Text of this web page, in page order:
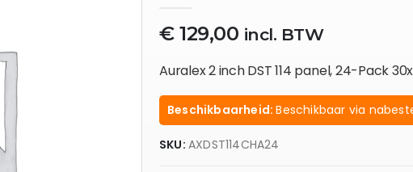
€129,00 incl. BTW
Auralex 2 inch DST 114 panel, 24-Pack
Beschikbaarheid:Beschikbaar via
SKU: AXDST114CHA24